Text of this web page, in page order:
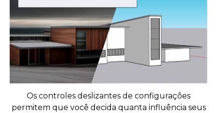
Os controles deslizantes de configurações
permitem que você decida quanta influência seus